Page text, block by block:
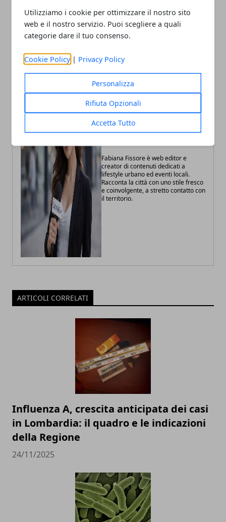
Utilizziamo i cookie per ottimizzare il nostro sito
web e il nostro servizio. Puoi scegliere a quali
categorie dare il tuo consenso.
Cookie Policy | Privacy Policy
Personalizza
Rifiuta Opzionali
Accetta Tutto
Articolo Precedente
Imballaggi e circolarità,
l’accordo tra
accelera la transizione
Articolo Successivo
Regione Lombardia
Fabiana Fissore è web editor e
creator di contenuti dedicati a
lifestyle urbano ed eventi locali.
Racconta la città con uno stile fresco
e coinvolgente, a stretto contatto con
il territorio.
ARTICOLI CORRELATI
Influenza A, crescita anticipata dei casi
in Lombardia: il quadro e le indicazioni
della Regione
24/11/2025